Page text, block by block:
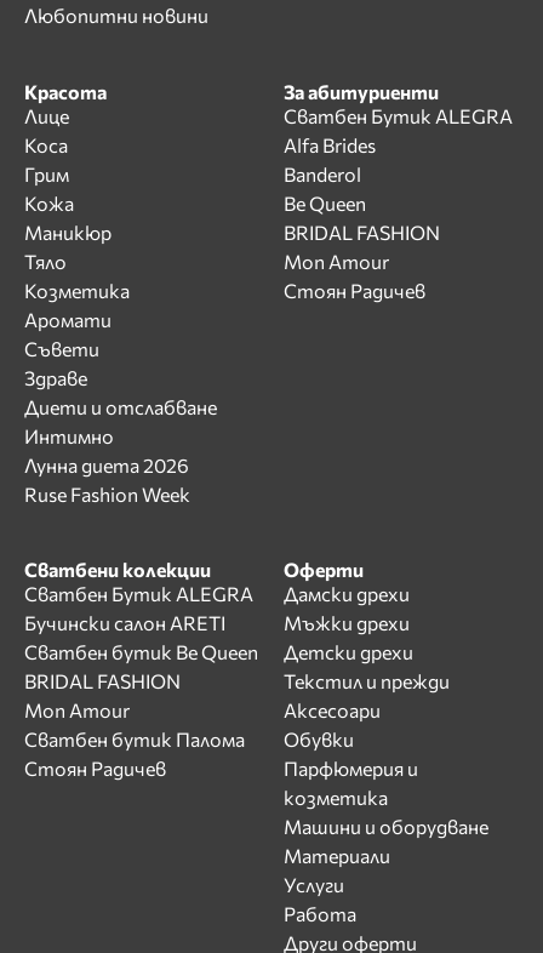
Любопитни новини
Красота
Лице
Коса
Грим
Кожа
Маникюр
Тяло
Козметика
Аромати
Съвети
Здраве
Диети и отслабване
Интимно
Лунна диета 2026
Ruse Fashion Week
За абитуриенти
Сватбен Бутик ALEGRA
Alfa Brides
Banderol
Be Queen
BRIDAL FASHION
Mon Amour
Стоян Радичев
Сватбени колекции
Сватбен Бутик ALEGRA
Бучински салон ARETI
Сватбен бутик Be Queen
BRIDAL FASHION
Mon Amour
Сватбен бутик Палома
Стоян Радичев
Оферти
Дамски дрехи
Мъжки дрехи
Детски дрехи
Текстил и прежди
Аксесоари
Обувки
Парфюмерия и
козметика
Машини и оборудване
Материали
Услуги
Работа
Други оферти